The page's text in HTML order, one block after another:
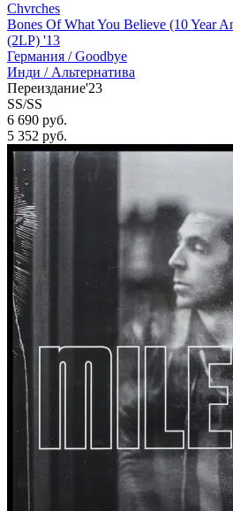
Chvrches
Bones Of What You Believe (10 Year
(2LP) '13
Германия /Goodbye
Инди / Альтернатива
Переиздание'23
SS/SS
6 690 руб.
5 352 руб.